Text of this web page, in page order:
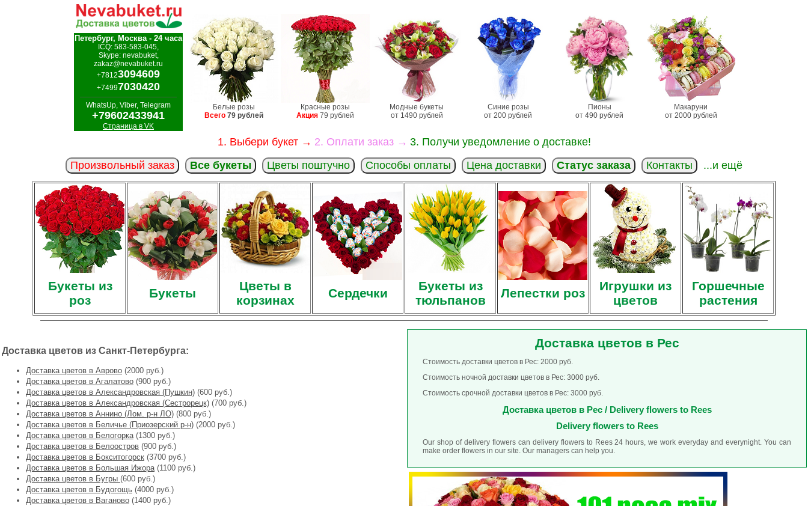
Петербург, Москва - 24 часа
ICQ: 583-583-045,
Skype: nevabuket,
zakaz@nevabuket.ru
+78123094609
+74997030420
WhatsUp, Viber, Telegram
+79602433941
Страница в VK
Белые розы
Всего 79 рублей
Красные розы
Акция 79 рублей
Модные букеты
от 1490 рублей
Синие розы
от 200 рублей
Пионы
от 490 рублей
Макаруни
от 2000 рублей
1. Выбери букет → 2. Оплати заказ → 3. Получи уведомление о доставке!
Произвольный заказ
Все букеты Цветы поштучно Способы оплаты Цена доставки Статус заказа Контакты ...и ещё
Букеты из
роз
Букеты
Цветы в
корзинах
Сердечки
Букеты из
тюльпанов
Лепестки роз
Игрушки из
цветов
Горшечные
растения
Доставка цветов из Санкт-Петербурга:
Доставка цветов в Аврово (2000 руб.)
Доставка цветов в Агалатово (900 руб.)
Доставка цветов в Александровская (Пушкин) (600 руб.)
Доставка цветов в Александровская (Сестрорецк) (700 руб.)
Доставка цветов в Аннино (Лом. р-н ЛО) (800 руб.)
Доставка цветов в Беличье (Приозерский р-н) (2000 руб.)
Доставка цветов в Белогорка(1300 руб.)
Доставка цветов в Белоостров (900 руб.)
Доставка цветов в Бокситогорск (3700 руб.)
Доставка цветов в Большая Ижора(1100 руб.)
Доставка цветов в Бугры (600 руб.)
Доставка цветов в Будогощь (4000 руб.)
Доставка цветов в Ваганово (1400 руб.)
Доставка цветов в Рес
Стоимость доставки цветов в Рес: 2000 руб.
Стоимость ночной доставки цветов в Рес: 3000 руб.
Стоимость срочной доставки цветов в Рес: 3000 руб.
Доставка цветов в Рес / Delivery flowers to Rees
Delivery flowers to Rees
Our shop of delivery flowers can delivery flowers to Rees 24 hours, we work everyday and everynight. You can
make order flowers in our site. Our managers can help you.